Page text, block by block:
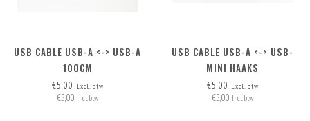
USB CABLE USB-A <-> USB-A
100CM
€5,00 Excl. btw
€5,00 Incl. btw
USB CABLE USB-A <-> USB-
MINI HAAKS
€5,00 Excl. btw
€5,00 Incl. btw